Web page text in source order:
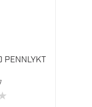
PENNLYKT